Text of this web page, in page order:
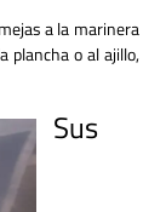
a la marinera
plancha o al ajillo,
Sus